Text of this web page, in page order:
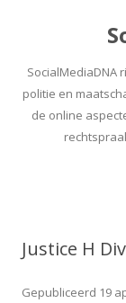
SocialMediaDNA
politie en
de online
Justice H
Gepubliceerd 19